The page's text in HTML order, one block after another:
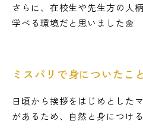
さらに、在校生や先生方の人
学べる環境だと思いました🌼
ミスパリで身についたこ
日頃から挨拶をはじめとした
があるため、自然と身につけ